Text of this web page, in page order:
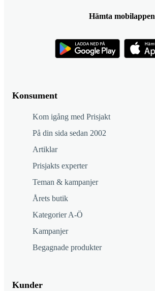
Konsument
Kom igång med Prisjakt
På din sida sedan 2002
Artiklar
Prisjakts experter
Teman & kampanjer
Årets butik
Kategorier A-Ö
Kampanjer
Begagnade produkter
Kunder
Hämta mobilappen